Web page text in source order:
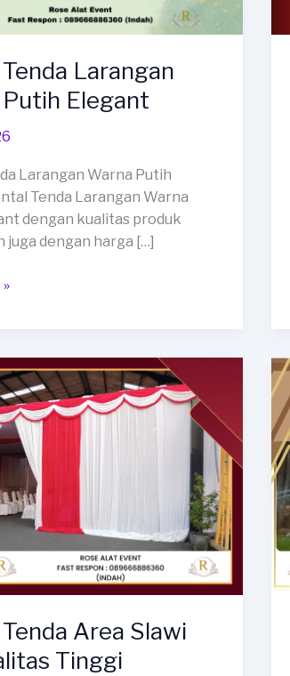
Larangan
Elegant
Larangan Warna Putih
Tenda Larangan Warna
dengan kualitas produk
juga dengan harga […]
Area Slawi
Tinggi